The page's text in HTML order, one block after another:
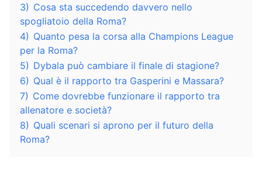
3) Cosa sta succedendo davvero nello
spogliatoio della Roma?
4) Quanto pesa la corsa alla Champions League
per la Roma?
5) Dybala può cambiare il finale di stagione?
6) Qual è il rapporto tra Gasperini e Massara?
7) Come dovrebbe funzionare il rapporto tra
allenatore e società?
8) Quali scenari si aprono per il futuro della
Roma?